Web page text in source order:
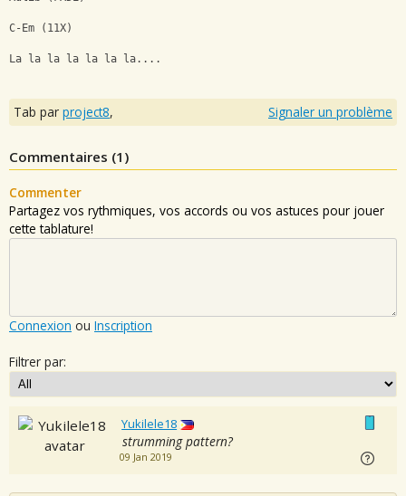
C-Em (11X)
La la la la la la la....
Tab par project8, Signaler un problème
Commentaires (1 )
Commenter
Partagez vos rythmiques, vos accords ou vos astuces pour jouer
cette tablature!
Connexion ou Inscription
Filtrer par:
Yukilele18
strumming pattern?
09 Jan 2019